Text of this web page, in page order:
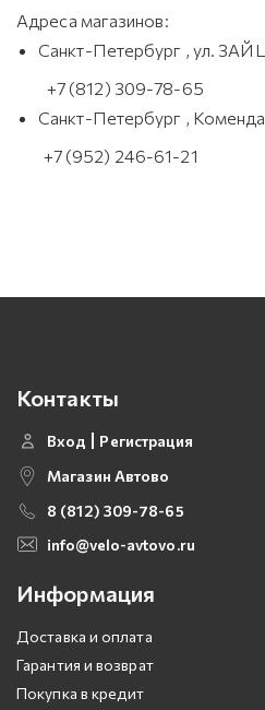
Адреса магазинов:
Санкт-Петербург , ул.
+7 (812) 309-78-65
Санкт-Петербург ,
+7 (952) 246-61-21
Контакты
Вход
Регистрация
Магазин Автово
8 (812) 309-78-65
info@velo-avtovo.ru
Информация
Доставка и оплата
Гарантия и возврат
Покупка в кредит